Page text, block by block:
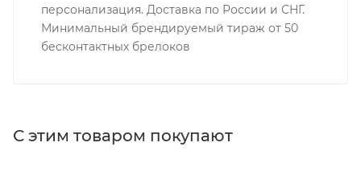
персонализация. Доставка по России и СНГ.
Минимальный брендируемый тираж от 50
бесконтактных брелоков
С этим товаром покупают